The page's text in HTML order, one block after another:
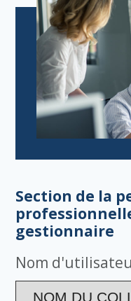
Section de la
gestionnaire
Nom